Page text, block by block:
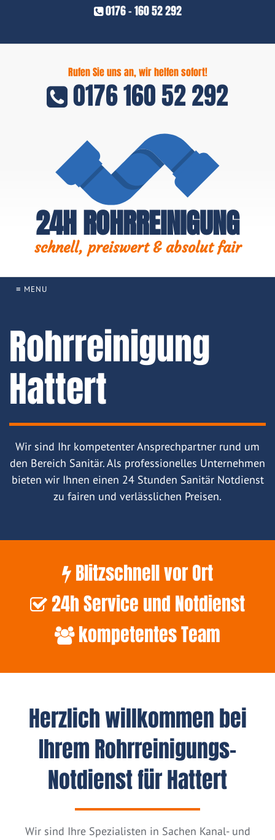
0176 - 160 52 292
Rufen Sie uns an, wir helfen sofort!
0176 160 52 292
24H ROHRREINIGUNG
schnell, preiswert & absolut fair
≡ MENU
Rohrreinigung
Hattert
Wir sind Ihr kompetenter Ansprechpartner rund um
den Bereich Sanitär. Als professionelles Unternehmen
bieten wir Ihnen einen 24 Stunden Sanitär Notdienst
zu fairen und verlässlichen Preisen.
Blitzschnell vor Ort
24h Service und Notdienst
kompetentes Team
Herzlich willkommen bei
Ihrem Rohrreinigungs-
Notdienst für Hattert
Wir sind Ihre Spezialisten in Sachen Kanal- und